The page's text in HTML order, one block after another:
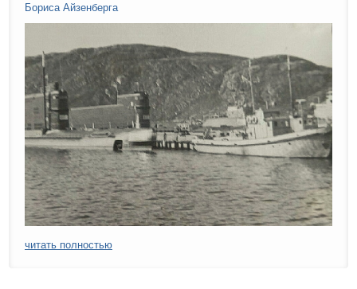
Бориса Айзенберга
читать полностью